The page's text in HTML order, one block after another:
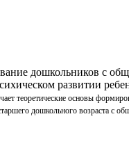
дошкольников с
развитии
теоретические основы
дошкольного возраста с